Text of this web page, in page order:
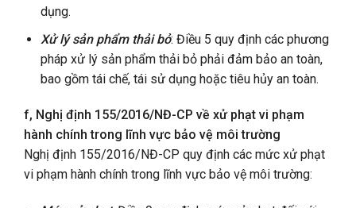
dụng.
Xử lý sản phẩm thải bỏ: Điều 5 quy định các phương
pháp xử lý sản phẩm thải bỏ phải đảm bảo an toàn,
bao gồm tái chế, tái sử dụng hoặc tiêu hủy an toàn.
f, Nghị định 155/2016/NĐ-CP về xử phạt vi phạm
hành chính trong lĩnh vực bảo vệ môi trường
Nghị định 155/2016/NĐ-CP quy định các mức xử phạt
vi phạm hành chính trong lĩnh vực bảo vệ môi trường: